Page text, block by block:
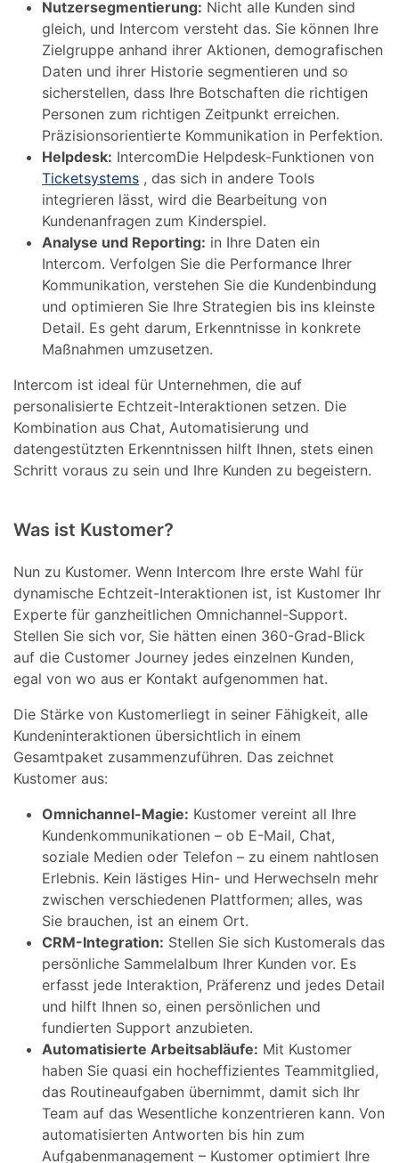
Nutzersegmentierung: Nicht alle Kunden sind
gleich, und Intercom versteht das. Sie können Ihre
Zielgruppe anhand ihrer Aktionen, demografischen
Daten und ihrer Historie segmentieren und so
sicherstellen, dass Ihre Botschaften die richtigen
Personen zum richtigen Zeitpunkt erreichen.
Präzisionsorientierte Kommunikation in Perfektion.
Helpdesk: IntercomDie Helpdesk-Funktionen von
Ticketsystems , das sich in andere Tools
integrieren lässt, wird die Bearbeitung von
Kundenanfragen zum Kinderspiel.
Analyse und Reporting: in Ihre Daten ein
Intercom. Verfolgen Sie die Performance Ihrer
Kommunikation, verstehen Sie die Kundenbindung
und optimieren Sie Ihre Strategien bis ins kleinste
Detail. Es geht darum, Erkenntnisse in konkrete
Maßnahmen umzusetzen.
Intercom ist ideal für Unternehmen, die auf
personalisierte Echtzeit-Interaktionen setzen. Die
Kombination aus Chat, Automatisierung und
datengestützten Erkenntnissen hilft Ihnen, stets einen
Schritt voraus zu sein und Ihre Kunden zu begeistern.
Was ist Kustomer?
Nun zu Kustomer. Wenn Intercom Ihre erste Wahl für
dynamische Echtzeit-Interaktionen ist, ist Kustomer Ihr
Experte für ganzheitlichen Omnichannel-Support.
Stellen Sie sich vor, Sie hätten einen 360-Grad-Blick
auf die Customer Journey jedes einzelnen Kunden,
egal von wo aus er Kontakt aufgenommen hat.
Die Stärke von Kustomerliegt in seiner Fähigkeit, alle
Kundeninteraktionen übersichtlich in einem
Gesamtpaket zusammenzuführen. Das zeichnet
Kustomer aus:
Omnichannel-Magie: Kustomer vereint all Ihre
Kundenkommunikationen – ob E-Mail, Chat,
soziale Medien oder Telefon – zu einem nahtlosen
Erlebnis. Kein lästiges Hin- und Herwechseln mehr
zwischen verschiedenen Plattformen; alles, was
Sie brauchen, ist an einem Ort.
CRM-Integration: Stellen Sie sich Kustomerals das
persönliche Sammelalbum Ihrer Kunden vor. Es
erfasst jede Interaktion, Präferenz und jedes Detail
und hilft Ihnen so, einen persönlichen und
fundierten Support anzubieten.
Automatisierte Arbeitsabläufe: Mit Kustomer
haben Sie quasi ein hocheffizientes Teammitglied,
das Routineaufgaben übernimmt, damit sich Ihr
Team auf das Wesentliche konzentrieren kann. Von
automatisierten Antworten bis hin zum
Aufgabenmanagement – ​​Kustomer optimiert Ihre